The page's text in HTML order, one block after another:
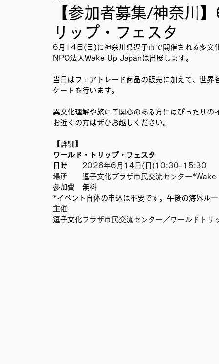
IMPACT Japan studytour YouthCan
かなさうちなー セルフケアプロジェクト 教材
SDGカフェでふらっとアクション ことばのたまり場
国際会議 現地調査訪問
移民難民と共に生きる社会を育むプロジェクト 事務
【参加者募集/神奈川
リップ・フェスタ
6月14日(日)に神奈川県逗子市で開催される多文
NPO法人Wake Up Japanは出展します。
当日はフェアトレード商品の販売に加えて、世
ケートを行います。
異文化理解や旅にご関心のある方にはぴったりの
お近くの方はぜひお越しください。
【詳細】
ワールド・トリップ・フェスタ
日時 2026年6月14日(日)10:30-15:30
場所 逗子文化プラザ市民交流センター
参加費　無料
*イベント自体の申込は不要です。午後の海外ル
主催
逗子文化プラザ市民交流センター／ワールドト